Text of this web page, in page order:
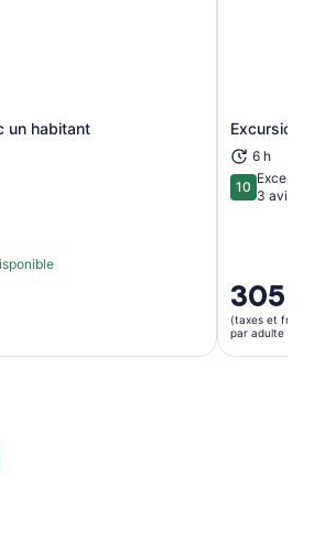
un habitant
S’ouvre dans un nouvel onglet
Excursion
6 h
1010 sur 10
3 avis
Le
prix
est
de 305 $
305
(taxes et frais
par adulte